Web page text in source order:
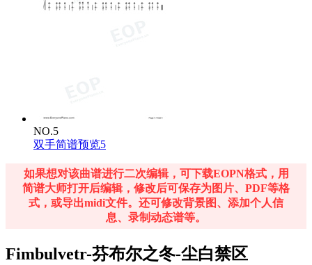
NO.5
双手简谱预览5
如果想对该曲谱进行二次编辑，可下载EOPN格式，用
简谱大师打开后编辑，修改后可保存为图片、PDF等格
式，或导出midi文件。还可修改背景图、添加个人信
息、录制动态谱等。
Fimbulvetr-芬布尔之冬-尘白禁区